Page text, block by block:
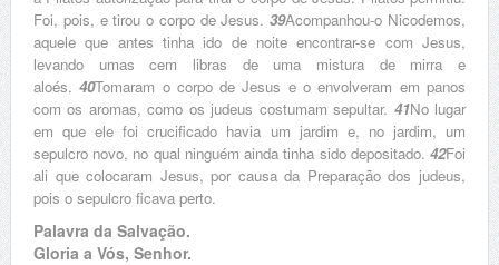
Foi, pois, e tirou o corpo de Jesus.39Acompanhou-o Nicodemos,
aquele que antes tinha ido de noite encontrar-se com Jesus,
levando umas cem libras de uma mistura de mirra e
aloés.40Tomaram o corpo de Jesus e o envolveram em panos
com os aromas, como os judeus costumam sepultar. 41No lugar
em que ele foi crucificado havia um jardim e, no jardim, um
sepulcro novo, no qual ninguém ainda tinha sido depositado.42Foi
ali que colocaram Jesus, por causa da Preparação dos judeus,
pois o sepulcro ficava perto.
Palavra da Salvação.
Gloria a Vós, Senhor.